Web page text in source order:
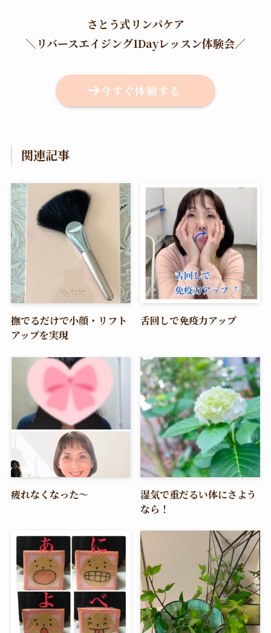
さとう式リンパケア
＼ リバースエイジング1Dayレッスン体験会／
今すぐ体験する
関連記事
撫でるだけで小顔・リフト
アップを実現
舌回しで免疫力アップ
疲れなくなった〜
湿気で重だるい体にさよう
なら！